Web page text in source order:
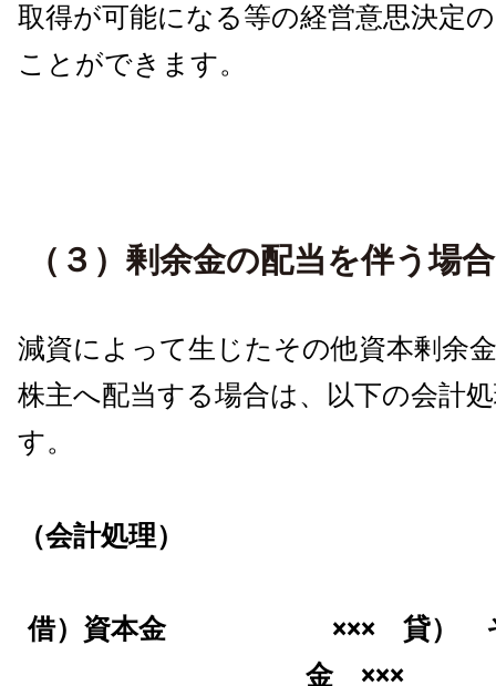
取得が可能になる等の経営意思決定
ことができます。
（３）剰余金の配当を伴う場合
減資によって生じたその他資本剰余
株主へ配当する場合は、以下の会計
す。
（会計処理）
借）資本金 ××× 貸） その
金 ×××